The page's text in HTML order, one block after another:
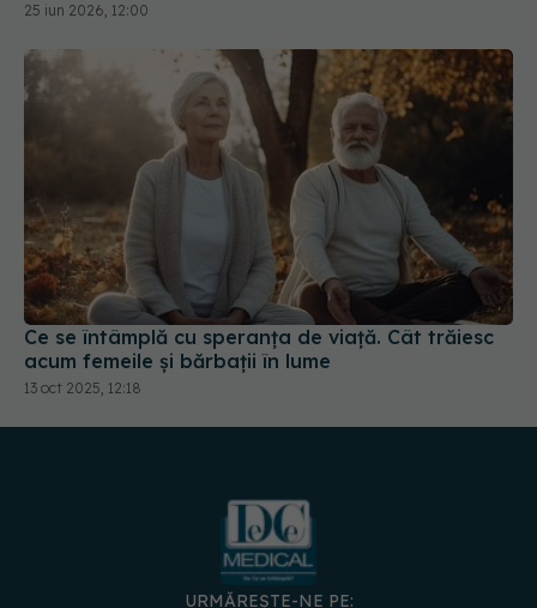
25 iun 2026, 12:00
Ce se întâmplă cu speranța de viață. Cât trăiesc
acum femeile și bărbații în lume
13 oct 2025, 12:18
URMĂREȘTE-NE PE: